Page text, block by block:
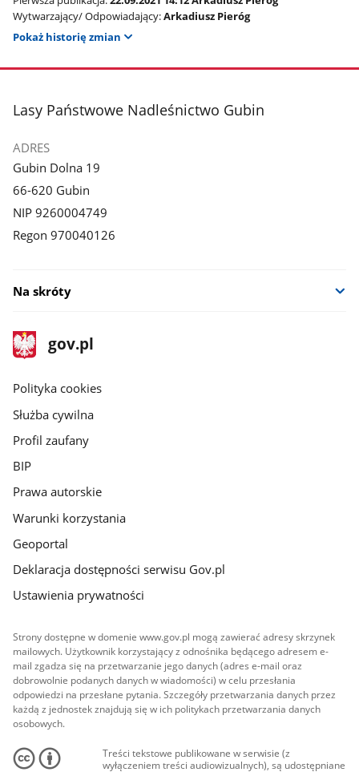
Wytwarzający/ Odpowiadający:Arkadiusz Pieróg
Pokaż historię zmian
stopka
Lasy Państwowe Nadleśnictwo Gubin
ADRES
Gubin Dolna 19
66-620 Gubin
NIP 9260004749
Regon 970040126
Na skróty
stopka
gov.pl
Strona
gov.pl
gov.pl
Polityka cookies
Służba cywilna
Profil zaufany
BIP
Prawa autorskie
Warunki korzystania
Geoportal
Deklaracja dostępności serwisu Gov.pl
Ustawienia prywatności
Strony dostępne w domenie www.gov.pl mogą zawierać adresy skrzynek
mailowych. Użytkownik korzystający z odnośnika będącego adresem e-
mail zgadza się na przetwarzanie jego danych (adres e-mail oraz
dobrowolnie podanych danych w wiadomości) w celu przesłania
odpowiedzi na przesłane pytania. Szczegóły przetwarzania danych przez
każdą z jednostek znajdują się w ich politykach przetwarzania danych
osobowych.
Treści tekstowe publikowane w serwisie (z
wyłączeniem treści audiowizualnych), są udostępniane